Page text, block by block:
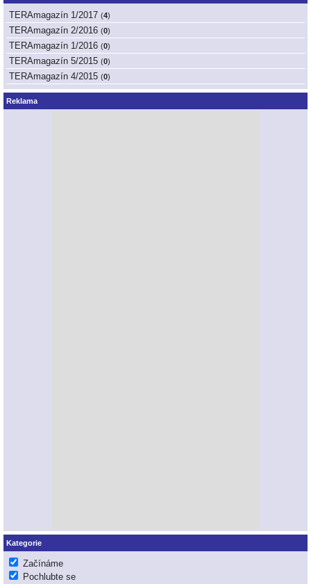
TERAmagazín 1/2017 (4)
TERAmagazín 2/2016 (0)
TERAmagazín 1/2016 (0)
TERAmagazín 5/2015 (0)
TERAmagazín 4/2015 (0)
Reklama
Kategorie
Začínáme
Pochlubte se